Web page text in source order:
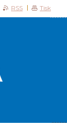
RSS Tisk